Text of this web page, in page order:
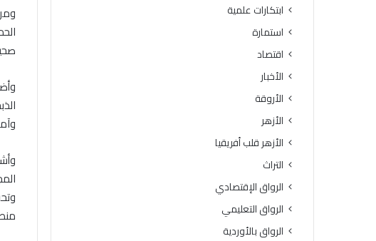
ابتكارات علمية
استمارة
اقتصاد
الأخبار
الأروقة
الأزهر
الأزهر قلب أفريقيا
التراث
الرواق الإقتصادي
الرواق التعليمي
الرواق بالأوردية